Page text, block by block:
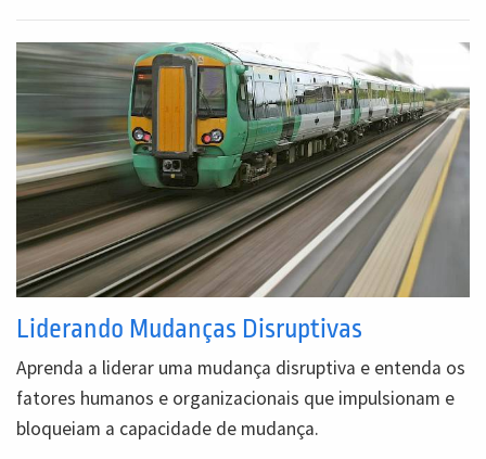
Liderando Mudanças Disruptivas
Aprenda a liderar uma mudança disruptiva e entenda os
fatores humanos e organizacionais que impulsionam e
bloqueiam a capacidade de mudança.